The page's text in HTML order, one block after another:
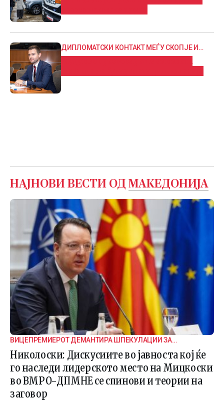
ДИПЛОМАТСКИ КОНТАКТ МЕЃУ СКОПЈЕ И
СОФИЈА
НАЈНОВИ ВЕСТИ ОД МАКЕДОНИЈА
ВИЦЕПРЕМИЕРОТ ДЕМАНТИРА ШПЕКУЛАЦИИ ЗА
ВНАТРЕПАРТИСКИ ПОДЕЛБИ
Николоски: Дискусиите во јавноста кој ќе
го наследи лидерското место на Мицкоски
во ВМРО-ДПМНЕ се спинови и теории на
заговор